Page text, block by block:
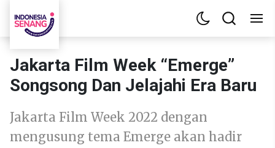
Jakarta Film Week “Emerge”
Songsong Dan Jelajahi Era Baru
Jakarta Film Week 2022 dengan
mengusung tema Emerge akan hadir